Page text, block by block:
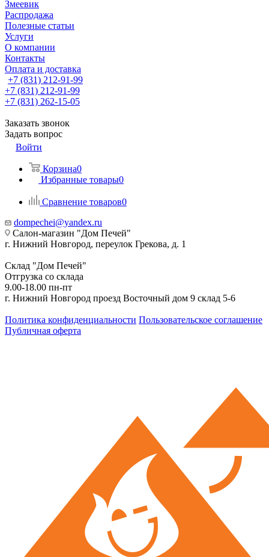
Змеевик
Распродажа
Полезные статьи
Услуги
О компании
Контакты
Оплата и доставка
+7 (831) 212-91-99
+7 (831) 212-91-99
+7 (831) 262-15-05
Заказать звонок
Задать вопрос
Войти
Корзина0
Избранные товары0
Сравнение товаров0
dompechei@yandex.ru
Салон-магазин "Дом Печей"
г. Нижний Новгород, переулок Грекова, д. 1
Склад "Дом Печей"
Отгрузка со склада
9.00-18.00 пн-пт
г. Нижний Новгород проезд Восточный дом 9 склад 5-6
Политика конфиденциальности Пользовательское соглашение
Публичная оферта